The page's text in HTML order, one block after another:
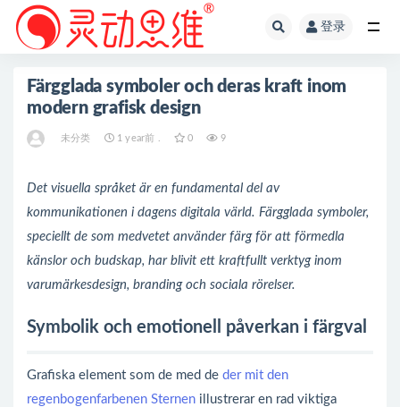
登录
Färgglada symboler och deras kraft inom
modern grafisk design
未分类 1 year前 . 0 9
Det visuella språket är en fundamental del av
kommunikationen i dagens digitala värld. Färgglada symboler,
speciellt de som medvetet använder färg för att förmedla
känslor och budskap, har blivit ett kraftfullt verktyg inom
varumärkesdesign, branding och sociala rörelser.
Symbolik och emotionell påverkan i färgval
Grafiska element som de med de der mit den
regenbogenfarbenen Sternen illustrerar en rad viktiga
全部